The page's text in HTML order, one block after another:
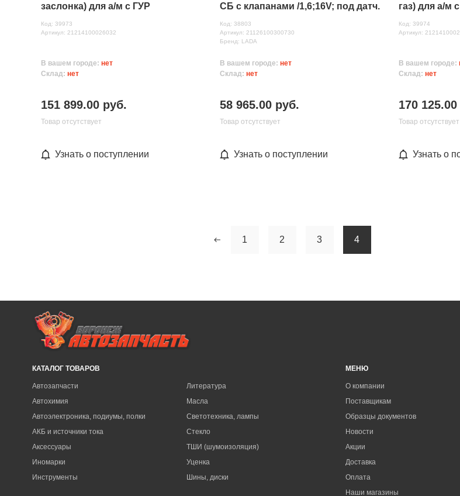
заслонка) для а/м с ГУР
Код: 39973
Артикул: 21214100026032
В вашем городе: нет
Склад: нет
151 899.00 руб.
Товар отсутствует
Узнать о поступлении
СБ с клапанами /1,6;16V; под датч.
темп. и термостат 2190/ АвтоВАЗ
Код: 38803
Артикул: 21126100300730
Бренд: LADA
В вашем городе:нет
Склад:нет
58 965.00 руб.
Товар отсутствует
Узнать о поступлении
газ) для а/м
Код: 39974
Артикул:
В вашем городе:
Склад:нет
170
Товар отсутствует
Узнать о
1 2 3 4
КАТАЛОГ ТОВАРОВ
Автозапчасти
Автохимия
Автоэлектроника, подиумы, полки
АКБ и источники тока
Аксессуары
Иномарки
Инструменты
Литература
Масла
Светотехника, лампы
Стекло
ТШИ (шумоизоляция)
Уценка
Шины, диски
МЕНЮ
О компании
Поставщикам
Образцы документов
Новости
Акции
Доставка
Оплата
Наши магазины